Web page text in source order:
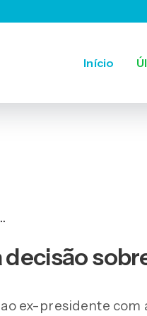
Início
ex-presidente com